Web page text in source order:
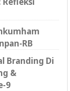
RB
Branding Di
&
9